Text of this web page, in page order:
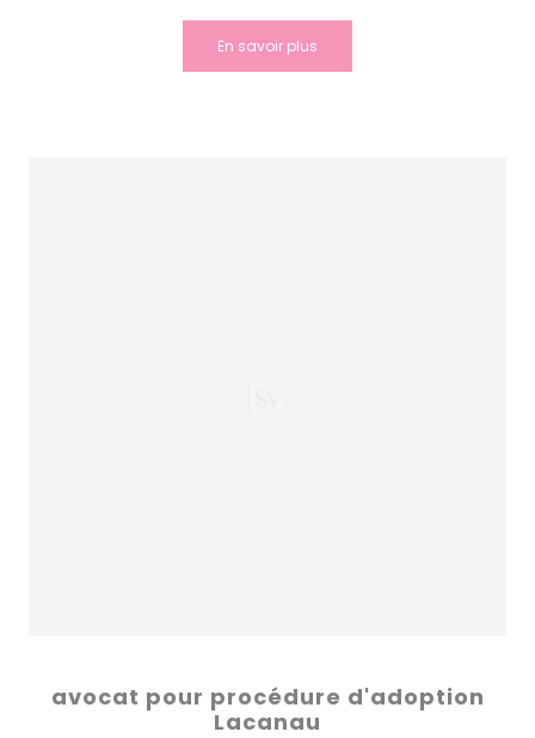
En savoir plus
avocat pour procédure d'adoption
Lacanau